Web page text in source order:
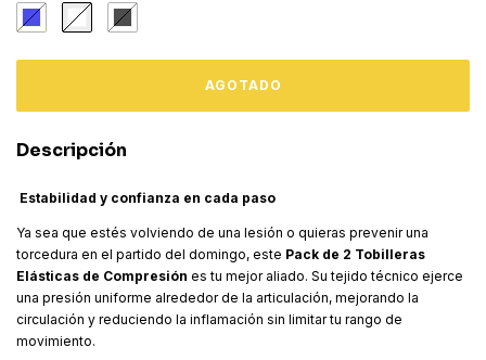
Descripción
Estabilidad y confianza en cada paso
Ya sea que estés volviendo de una lesión o quieras prevenir una
torcedura en el partido del domingo, este Pack de 2 Tobilleras
Elásticas de Compresión es tu mejor aliado. Su tejido técnico ejerce
una presión uniforme alrededor de la articulación, mejorando la
circulación y reduciendo la inflamación sin limitar tu rango de
movimiento.